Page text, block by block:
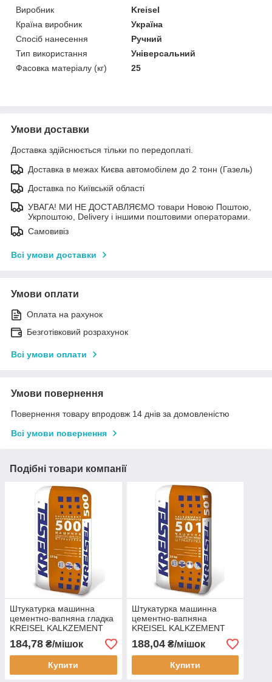
Виробник
Kreisel
Країна виробник
Україна
Спосіб нанесення
Ручний
Тип використання
Універсальний
Фасовка матеріалу (кг)
25
Умови доставки
Доставка здійснюється тільки по передоплаті.
Доставка в межах Києва автомобілем до 2 тонн (Газель)
Доставка по Київській області
УВАГА! МИ НЕ ДОСТАВЛЯЄМО товари Новою Поштою,
Укрпоштою, Delivery і іншими поштовими операторами.
Самовивіз
Всі умови доставки
Умови оплати
Оплата на рахунок
Безготівковий розрахунок
Всі умови оплати
Умови повернення
Повернення товару впродовж 14 днів за домовленістю
Всі умови повернення
Подібні товари компанії
Штукатурка машинна
цементно-вапняна гладка
KREISEL KALKZEMENT
MASCHINENPUTZ 500 (8-
25 мм)
184,78 ₴/мішок
Купити
Штукатурка машинна
цементно-вапняна
KREISEL KALKZEMENT
MASCHINENPUTZ 501 (5-
20мм)
188,04₴/мішок
Купити